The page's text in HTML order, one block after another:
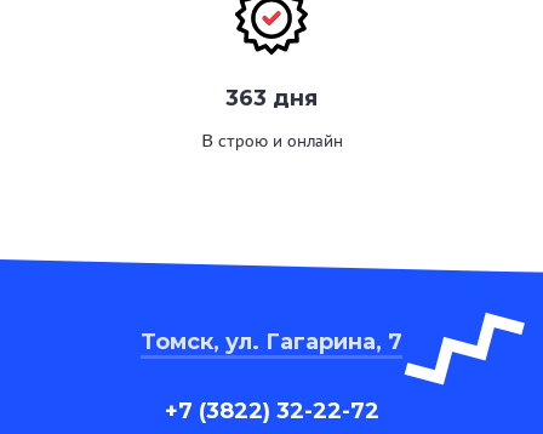
363 дня
В строю и онлайн
Томск, ул. Гагарина, 7
+7 (3822) 32-22-72